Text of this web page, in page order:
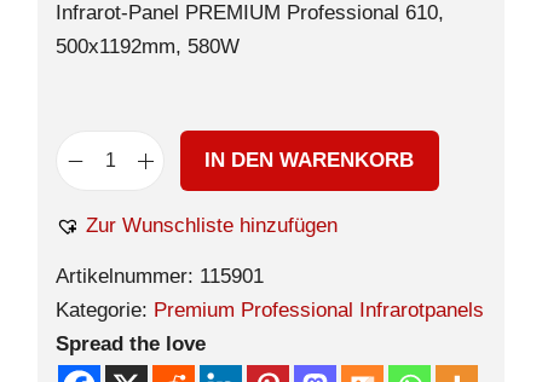
Infrarot-Panel PREMIUM Professional 610,
500x1192mm, 580W
IN DEN WARENKORB
Zur Wunschliste hinzufügen
Artikelnummer: 115901
Kategorie: Premium Professional Infrarotpanels
Spread the love